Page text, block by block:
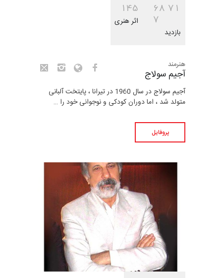
68 71
7
بازدید
145
اثر هنری
هنرمند
آجیم سولاج
آجیم سولاج در سال 1960 در تیرانا ، پایتخت آلبانی
متولد شد ، اما دوران کودکی و نوجوانی خود را …
پروفایل